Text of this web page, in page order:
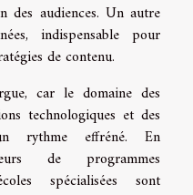
audiences. Un autre
indispensable pour
de contenu.
car le domaine des
technologiques et des
rythme effréné. En
de programmes
spécialisées sont